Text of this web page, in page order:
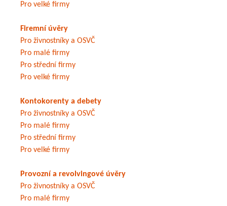
Pro velké firmy
Firemní úvěry
Pro živnostníky a OSVČ
Pro malé firmy
Pro střední firmy
Pro velké firmy
Kontokorenty a debety
Pro živnostníky a OSVČ
Pro malé firmy
Pro střední firmy
Pro velké firmy
Provozní a revolvingové úvěry
Pro živnostníky a OSVČ
Pro malé firmy